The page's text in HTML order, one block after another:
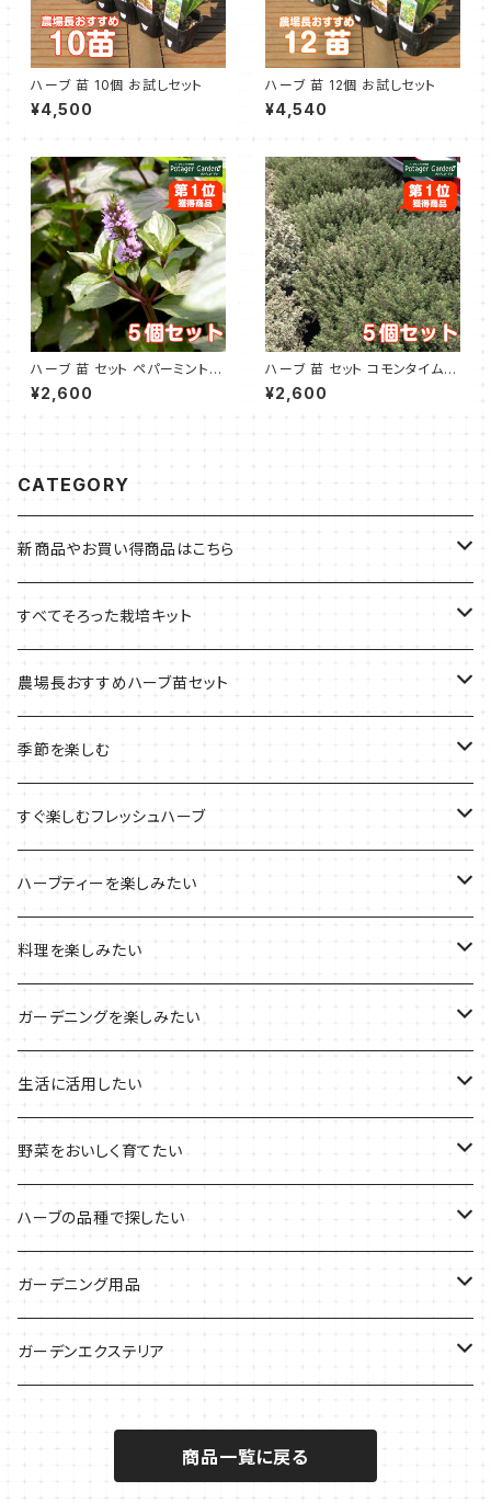
ハーブ 苗 10個 お試しセット
¥4,500
ハーブ 苗 12個 お試しセット
¥4,540
ハーブ 苗 セット ペパーミント 5
個
¥2,600
ハーブ 苗 セット コモンタイム 5
個
¥2,600
CATEGORY
新商品やお買い得商品はこちら
今イチオシの商品
季節のおすすめ商品
すべてそろった栽培キット
フェルトプランターの栽培キット
ルーツポーチの栽培キット
ブリキプランターの栽培キット
木製プランターの栽培キット
プラ製プランターの栽培キット
その他のプランターの栽培キット
農場長おすすめハーブ苗セット
農場長おすすめセット
おすすめの寄せ植え
季節を楽しむ
2022年のお正月
2022年の母の日
2021年の敬老の日
2021年のハロウィン
2021年のクリスマス
すぐ楽しむフレッシュハーブ
ハーブミックス
ハーブブーケ
フレッシュハーブ
ハーブティーを楽しみたい
ハーブティーの定番ハーブ
リラックスしたい時に
シャキッとしたい時に
デトックスに
気分で香りを楽しみたい
料理を楽しみたい
料理の定番ハーブ
イタリア料理に
魚料理に
BBQ・肉料理に
サラダに使いたい
秋植えで料理に
ガーデニングを楽しみたい
花を楽しみたい
カラーリーフ
ハーブガーデンづくりに
夏のハーブガーデンに
生活に活用したい
パーティーハーブ
インスタ映えハーブ
虫よけに使いたい
ハーブバスに
野菜をおいしく育てたい
トマトのコンパニオン
ジャガイモのコンパニオン
葉物野菜のコンパニオン
キュウリのコンパニオン
ハーブの品種で探したい
ミント・ハーブ苗
バジル・ハーブ苗
タイム・ハーブ苗
ガーデニング用品
その他
ガーデンエクステリア
商品一覧に戻る